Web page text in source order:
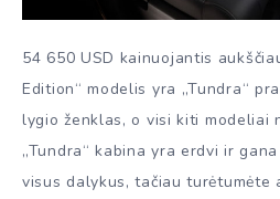
54 650 USD kainuojantis
Edition“ modelis yra „Tundra“
lygio ženklas, o visi kiti modeliai
„Tundra“ kabina yra erdvi ir
visus dalykus, tačiau turėtumėte